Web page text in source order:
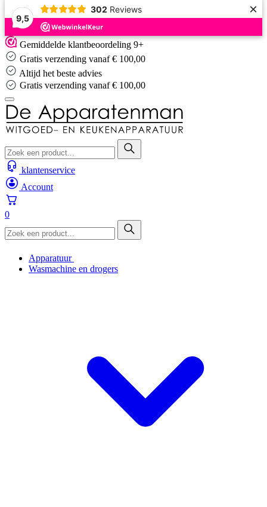
9,5
302 Reviews ×
Skip
to
content
Gemiddelde klantbeoordeling 9+
Gratis verzending vanaf € 100,00
Altijd het beste advies
Altijd het beste advies
klantenservice
Account
0
Apparatuur
Wasmachine en drogers